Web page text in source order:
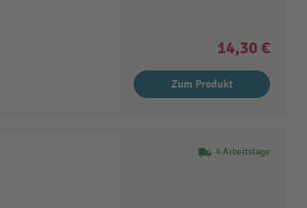
14,30 €
Zum Produkt
4 Arbeitstage